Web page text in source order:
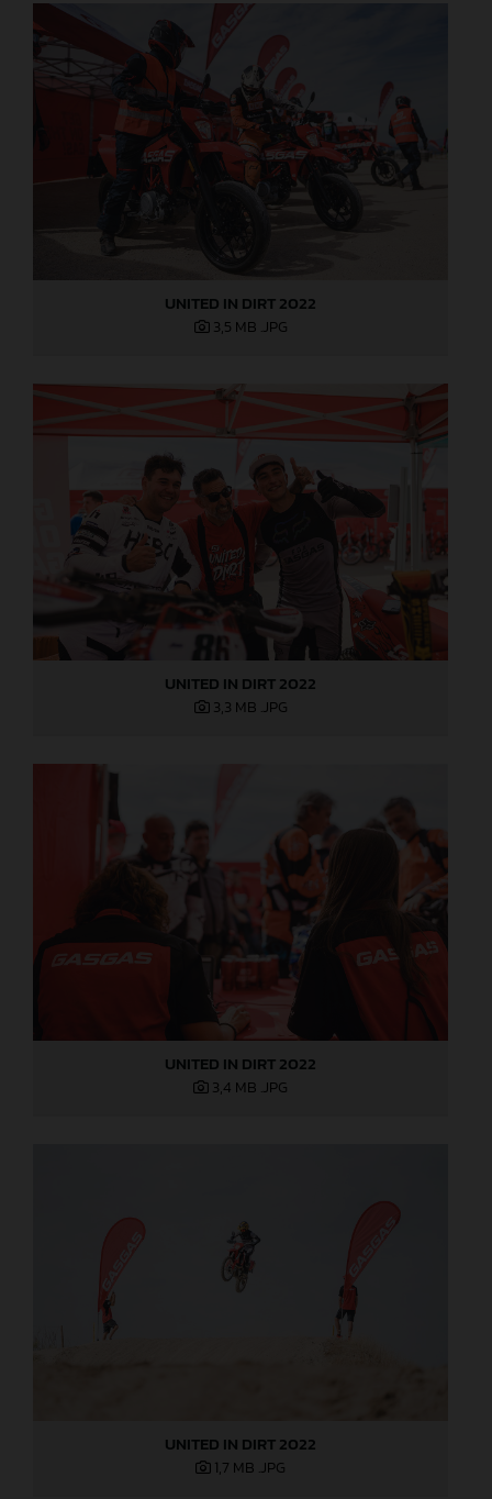
UNITED IN DIRT 2022
3,5 MB .JPG
UNITED IN DIRT 2022
3,3 MB .JPG
UNITED IN DIRT 2022
3,4 MB .JPG
UNITED IN DIRT 2022
1,7 MB .JPG